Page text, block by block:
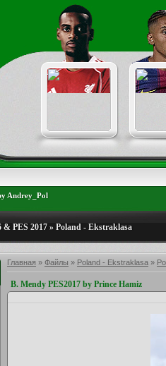
Andrey_Pol
& PES 2017 » Poland - Ekstraklasa
Главная » Файлы » Poland - Ekstraklasa »
B. Mendy PES2017 by Prince Hamiz